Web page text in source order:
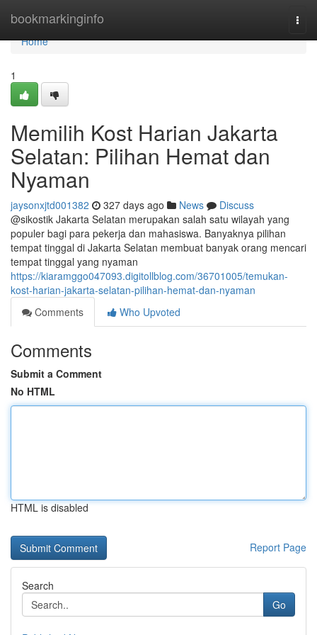
bookmarkinginfo
Home
Home
1
Memilih Kost Harian Jakarta
Selatan: Pilihan Hemat dan
Nyaman
jaysonxjtd001382 327 days ago News
Discuss
@sikostik Jakarta Selatan merupakan salah satu wilayah yang
populer bagi para pekerja dan mahasiswa. Banyaknya pilihan
tempat tinggal di Jakarta Selatan membuat banyak orang mencari
tempat tinggal yang nyaman
https://kiaramggo047093.digitollblog.com/36701005/temukan-
kost-harian-jakarta-selatan-pilihan-hemat-dan-nyaman
Comments
Who Upvoted
Comments
Submit a Comment
No HTML
HTML is disabled
Report Page
Search
Go